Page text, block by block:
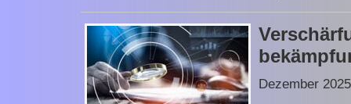
Dezember 2025